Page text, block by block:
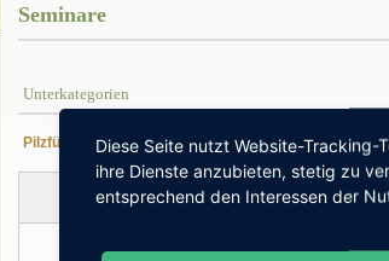
Seminare
Unterkategorien
Pilzführungen(0) ,Pilzcoach(3) ,Webinare(0)
Termine
Diese Seite nutzt Website-Tracking-
ihre Dienste anzubieten, stetig zu
entsprechend den Interessen der